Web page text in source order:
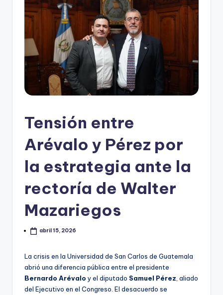
Tensión entre
Arévalo y Pérez por
la estrategia ante la
rectoría de Walter
Mazariegos
abril 15, 2026
La crisis en la Universidad de San Carlos de Guatemala
abrió una diferencia pública entre el presidente
Bernardo Arévalo y el diputado Samuel Pérez , aliado
del Ejecutivo en el Congreso. El desacuerdo se